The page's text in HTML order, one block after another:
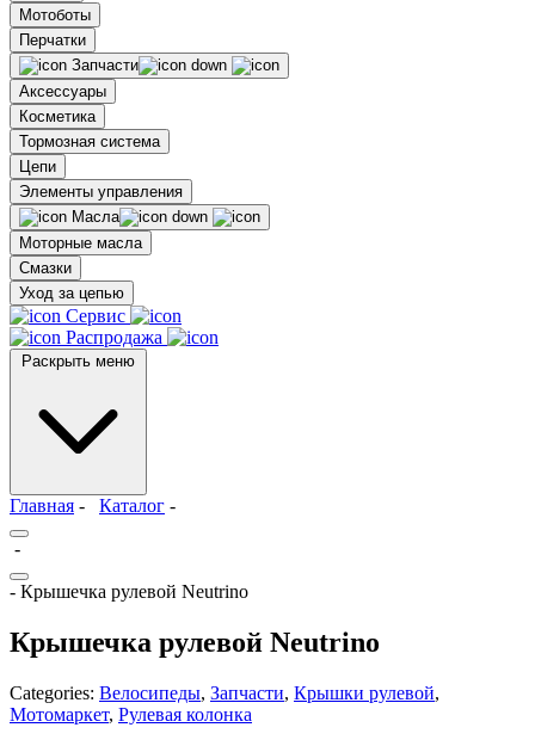
Мотоботы
Перчатки
Запчасти
Аксессуары
Косметика
Тормозная система
Цепи
Элементы управления
Масла
Моторные масла
Смазки
Уход за цепью
Сервис
Распродажа
Главная - Каталог -
-
- Крышечка рулевой Neutrino
Крышечка рулевой Neutrino
Categories: Велосипеды, Запчасти, Крышки рулевой,
Мотомаркет, Рулевая колонка